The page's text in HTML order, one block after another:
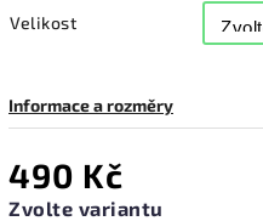
Velikost
Informace a rozměry
490 Kč
Zvolte variantu